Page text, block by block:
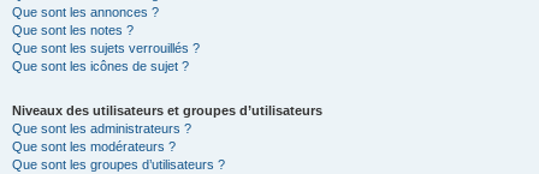
Que sont les annonces ?
Que sont les notes ?
Que sont les sujets verrouillés ?
Que sont les icônes de sujet ?
Niveaux des utilisateurs et groupes d’utilisateurs
Que sont les administrateurs ?
Que sont les modérateurs ?
Que sont les groupes d’utilisateurs ?